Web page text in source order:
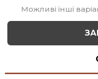
Можливі інші